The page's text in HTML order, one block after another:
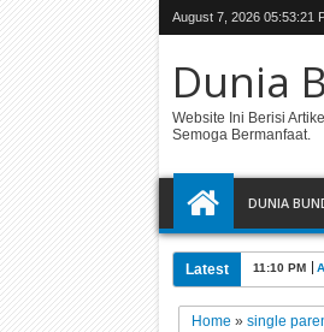
August 7, 2026 05:53:21
Dunia
Website Ini Berisi
Semoga Bermanfaat.
DUNIA
Latest 11:10 PM
Home»single